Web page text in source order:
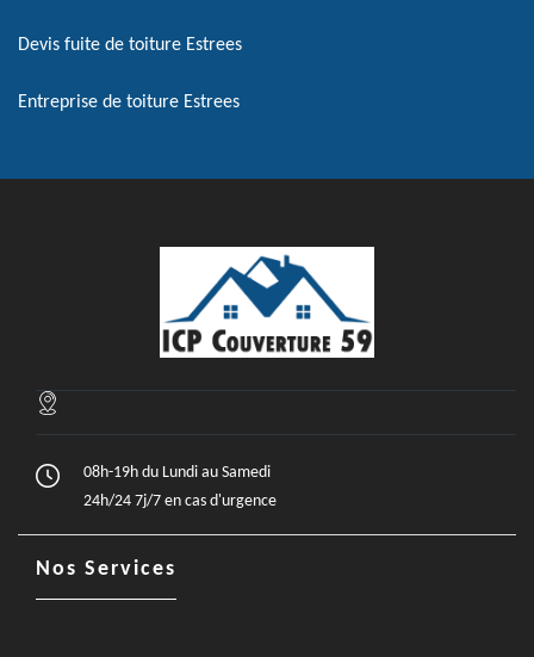
Devis fuite de toiture Estrees
Entreprise de toiture Estrees
08h-19h du Lundi au Samedi
24h/24 7j/7 en cas d'urgence
Nos Services